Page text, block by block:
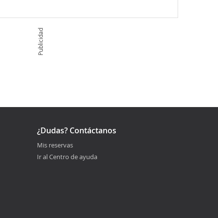
Publicidad
¿Dudas? Contáctanos
Mis reservas
Ir al Centro de ayuda